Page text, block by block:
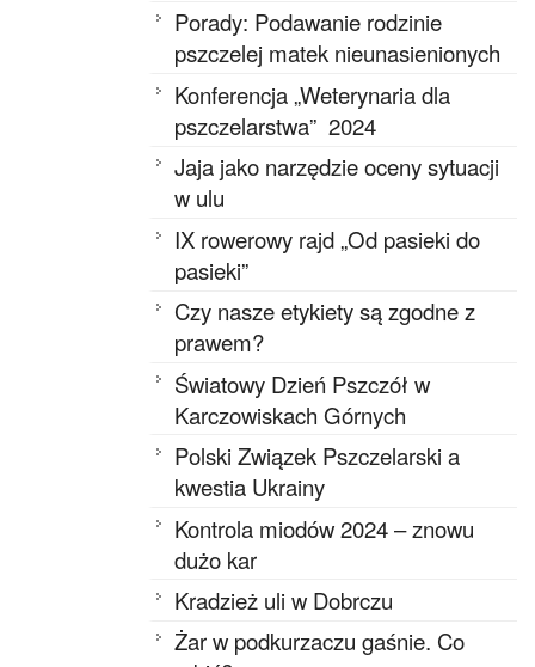
Porady: Podawanie rodzinie
pszczelej matek nieunasienionych
Konferencja „Weterynaria dla
pszczelarstwa” 2024
Jaja jako narzędzie oceny sytuacji
w ulu
IX rowerowy rajd „Od pasieki do
pasieki”
Czy nasze etykiety są zgodne z
prawem?
Światowy Dzień Pszczół w
Karczowiskach Górnych
Polski Związek Pszczelarski a
kwestia Ukrainy
Kontrola miodów 2024 – znowu
dużo kar
Kradzież uli w Dobrczu
Żar w podkurzaczu gaśnie. Co